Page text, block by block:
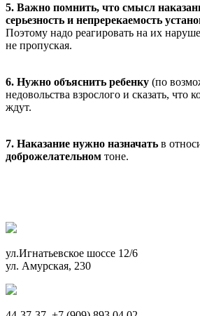
5. Важно помнить, что смысл
серьезность и непререкаемость
Поэтому надо реагировать на их
не пропуская.
6. Нужно объяснить ребенку (по
недовольства взрослого и сказать, что
ждут.
7. Наказание нужно назначать в
доброжелательном тоне.
ул.Игнатьевское шоссе 12/6
ул. Амурская, 230